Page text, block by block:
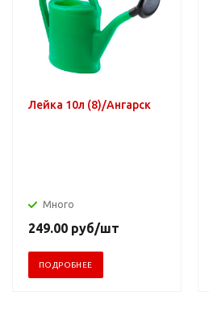
Лейка 10л (8)/Ангарск
Много
249.00 руб/шт
ПОДРОБНЕЕ